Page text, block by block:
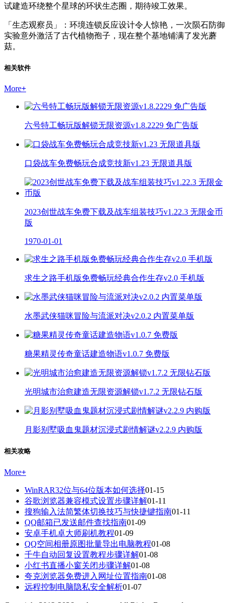
试建造环绕整个星球的环状生态圈，期待竣工效果。
「生态观察员」：环境连锁反应设计令人惊艳，一次陨石防御
实验意外激活了古代植物孢子，现在整个基地铺满了发光蘑
菇。
相关软件
More+
六号特工畅玩版解锁无限资源v1.8.2229 免广告版
口袋战车免费畅玩合成竞技新v1.23 无限道具版
2023创世战车免费下载及战车组装技巧v1.22.3 无限金币
版
1970-01-01
求生之路手机版免费畅玩经典合作生存v2.0 手机版
水墨武侠猫咪冒险与流派对决v2.0.2 内置菜单版
糖果精灵传奇童话建造物语v1.0.7 免费版
光明城市治愈建造无限资源解锁v1.7.2 无限钻石版
月影别墅吸血鬼题材沉浸式剧情解谜v2.2.9 内购版
相关攻略
More+
WinRAR32位与64位版本如何选择01-15
谷歌浏览器兼容模式设置步骤详解01-11
搜狗输入法简繁体切换技巧与快捷键指南01-11
QQ邮箱已发送邮件查找指南01-09
安卓手机卓大师刷机教程01-09
QQ空间相册原图批量导出电脑教程01-08
千牛自动回复设置教程步骤详解01-08
小红书直播小窗关闭步骤详解01-08
夸克浏览器免费进入网址位置指南01-08
远程控制电脑隐私安全解析01-07